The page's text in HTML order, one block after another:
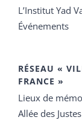
L’Institut Yad
Événements
RÉSEAU «
FRANCE »
Lieux de
Allée des